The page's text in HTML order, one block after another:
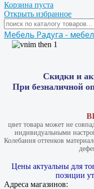
Корзина пуста
Открыть избранное
Мебель Радуга -
Скидки и
При безналичной
цвет товара может не
индивидуальными
Колебания оттенков
Цены актуальны для
позиции
Адреса магазинов: